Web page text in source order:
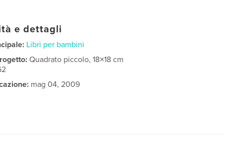
e dettagli
Libri per bambini
Quadrato piccolo, 18×18 cm
mag 04, 2009